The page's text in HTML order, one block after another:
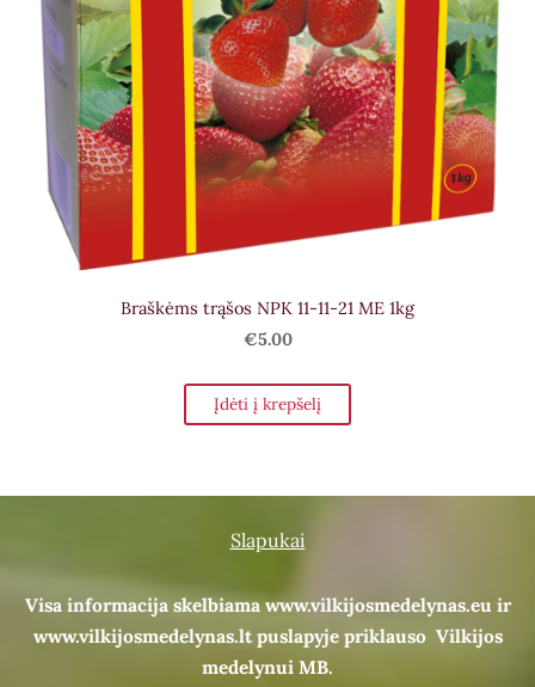
Braškėms trąšos NPK 11-11-21 ME 1kg
€5.00
Įdėti į krepšelį
Slapukai
Visa informacija skelbiama www.vilkijosmedelynas.eu ir
www.vilkijosmedelynas.lt puslapyje priklauso Vilkijos
medelynui MB.